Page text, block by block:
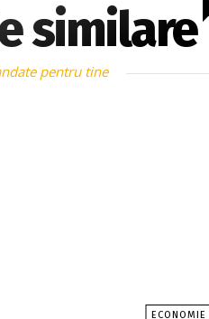
similare
pentru tine
ECONOMIE